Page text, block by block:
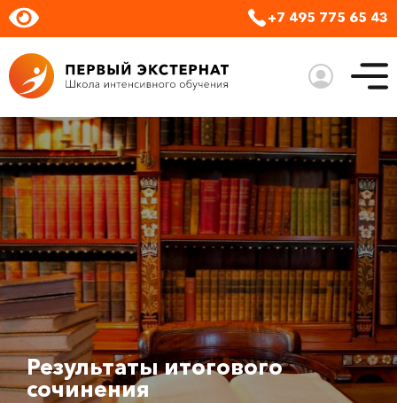
+7 495 775 65 43
Результаты итогового
сочинения